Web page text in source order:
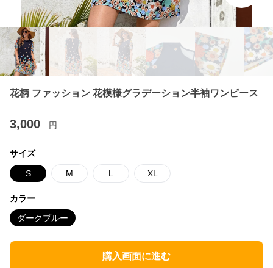
花柄 ファッション 花模様グラデーション半袖ワンピース
3,000 円
サイズ
S M L XL
カラー
ダークブルー
購入画面に進む